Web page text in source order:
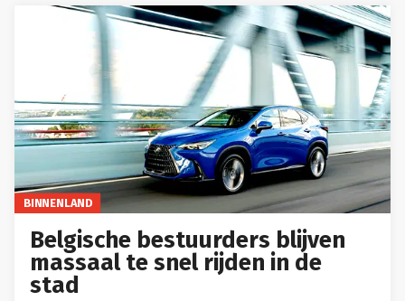
BINNENLAND
Belgische bestuurders blijven
massaal te snel rijden in de
stad